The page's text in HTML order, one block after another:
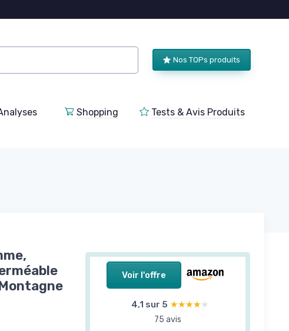
Nos TOPs produits
Shopping Tests & Avis Produits
Voir l'offre
4,1 sur 5 ★★★★★
★★★★★
75 avis